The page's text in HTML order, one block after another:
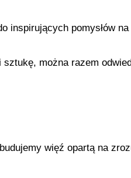
inspirujących pomysłów
można razem
więź opartą na